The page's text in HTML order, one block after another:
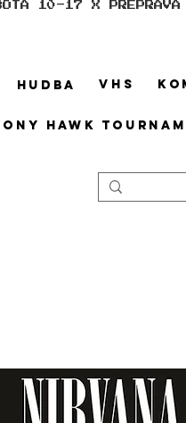
10-17 X PREPRAVA
HUDBA VHS
HAWK